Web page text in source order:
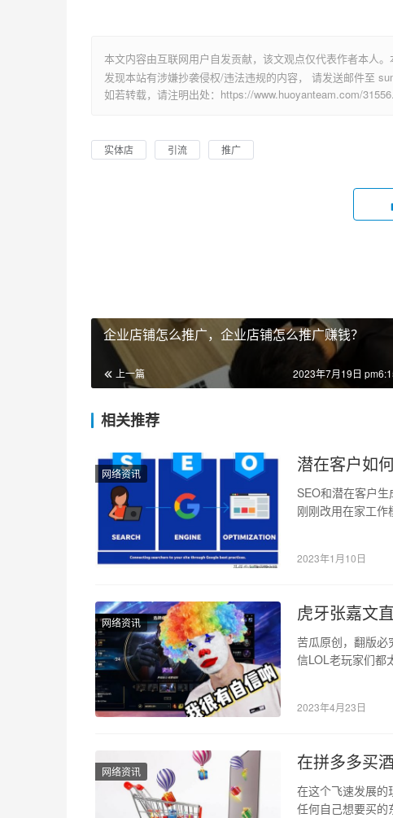
本文内容由互联网用户自发贡献，该文观点仅代表作者本人
发现本站有涉嫌抄袭侵权/违法违规的内容， 请发送邮件至
如若转载，请注明出处：https://www.huoyanteam.com/
实体店 引流 推广
企业店铺怎么推广，企业店铺怎么推广赚钱？
上一篇 2023年7月19日
相关推荐
网络资讯 潜在客户如
SEO和潜在客户
刚刚改用在家工
2023年1月10日
网络资讯 虎牙张嘉文
苦瓜原创，翻版
信LOL老玩家们都
2023年4月23日
网络资讯 在拼多多买
在这个飞速发展的
任何自己想要买的